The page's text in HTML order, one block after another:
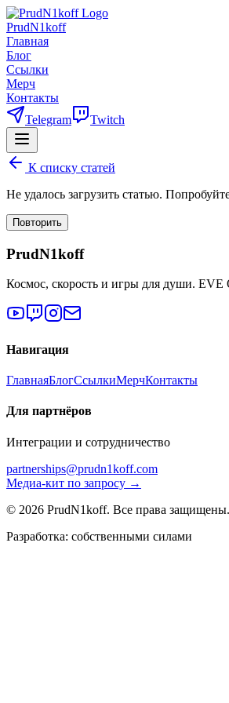
PrudN1koff
Главная
Блог
Ссылки
Мерч
Контакты
Telegram
Twitch
К списку статей
Не удалось загрузить статью.
Повторить
PrudN1koff
Космос, скорость и игры для души.
Навигация
ГлавнаяБлогСсылкиМерчКонтакты
Для партнёров
Интеграции и сотрудничество
partnerships@prudn1koff.com
Медиа-кит по запросу →
© 2026 PrudN1koff. Все права защищены.
Разработка: собственными силами